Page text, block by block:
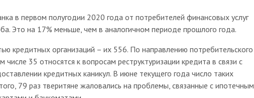
в первом полугодии 2020 года от потребителей финансовых услуг
Это на 17% меньше, чем в аналогичном периоде прошлого года.
кредитных организаций – их 556. По направлению потребительского
35 относятся к вопросам реструктуризации кредита в связи с
кредитных каникул. В июне текущего года число таких
79 раз тверитяне жаловались на проблемы, связанные с ипотечным